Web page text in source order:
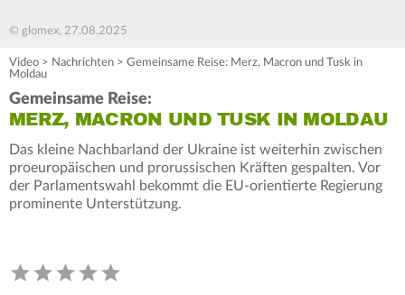
© glomex, 27.08.2025
Video > Nachrichten > Gemeinsame Reise: Merz, Macron und Tusk in
Moldau
Gemeinsame Reise:
MERZ, MACRON UND TUSK IN MOLDAU
Das kleine Nachbarland der Ukraine ist weiterhin zwischen
proeuropäischen und prorussischen Kräften gespalten. Vor
der Parlamentswahl bekommt die EU-orientierte Regierung
prominente Unterstützung.